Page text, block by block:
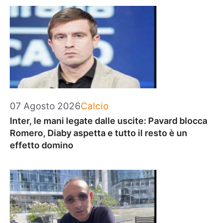
07 Agosto 2026Categorie
Calcio
Inter, le mani legate dalle uscite: Pavard blocca
Romero, Diaby aspetta e tutto il resto è un
effetto domino